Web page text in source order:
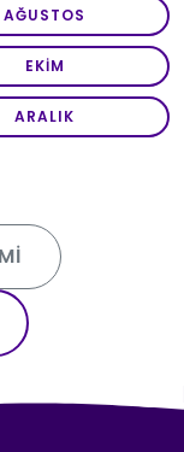
AĞUSTOS
EKIM
ARALIK